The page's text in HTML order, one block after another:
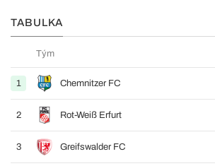
TABULKA
Tým
1 Chemnitzer FC
2 Rot-Weiß Erfurt
3 Greifswalder FC